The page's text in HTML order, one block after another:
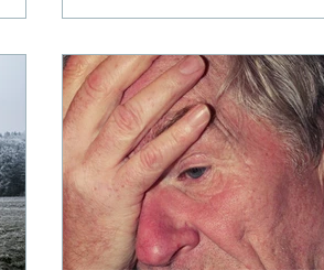
שישתה לרוב לא יביא לשיתוף פעולה
רב. המאמר זה אתייחס תחילה
להתייבשות באופן כללי בזקנים ובהמשך
למצבים של דמנציה/ אלצהיימר וכיצד
נוכל להשפיע על כך באופן שישמור על
יחסים טובים וצריכת נוזלים מספקת.
מידע כללי: מהי התייבשות? מצב שבו
לגוף אין די נוזלים בתאים ובכלי